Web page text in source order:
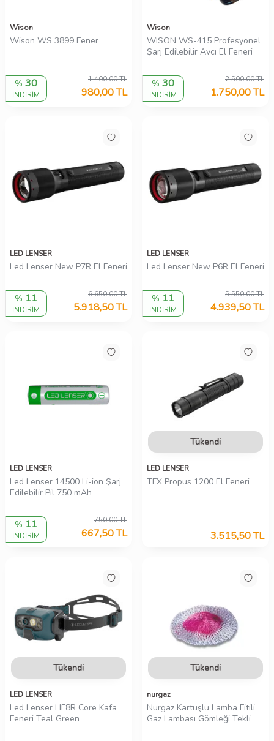
Wison
Wison WS 3899 Fener
%30
İNDİRİM
1.400,00TL
980,00TL
Wison
WISON WS-415 Profesyonel
Şarj Edilebilir Avcı El Feneri
%30
İNDİRİM
2.500,00TL
1.750,00TL
LED LENSER
Led Lenser New P7R El Feneri
% 11
İNDİRİM
6.650,00TL
5.918,50TL
LED LENSER
Led Lenser New P6R El Feneri
% 11
İNDİRİM
5.550,00TL
4.939,50TL
LED LENSER
Led Lenser 14500 Li-ion Şarj
Edilebilir Pil 750 mAh
% 11
İNDİRİM
750,00TL
667,50TL
Tükendi
LED LENSER
TFX Propus 1200 El Feneri
3.515,50TL
Tükendi
LED LENSER
Led Lenser HF8R Core Kafa
Feneri Teal Green
Tükendi
nurgaz
Nurgaz Kartuşlu Lamba Fitili
Gaz Lambası Gömleği Tekli